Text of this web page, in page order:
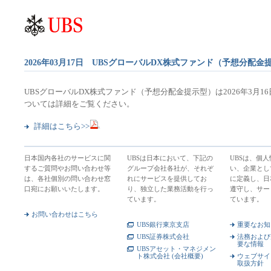
2026年03月17日 UBSグローバルDX株式ファンド（予想分配金
UBSグローバルDX株式ファンド（予想分配金提示型）は2026年3月
ついては詳細をご覧ください。
詳細はこちら>>
日本国内各社のサービスに関
するご質問やお問い合わせ等
は、各社個別の問い合わせ窓
口宛にお願いいたします。
お問い合わせはこちら
UBSは日本において、下記の
グループ会社各社が、それぞ
れにサービスを提供してお
り、独立した業務活動を行っ
ています。
UBS銀行東京支店
UBS証券株式会社
UBSアセット・マネジメン
ト株式会社 (会社概要)
UBSは、個
い、企業と
に定義し、
遵守し、サ
ています。
重要なお
法務およ
要な情報
ウェブサ
取扱方針